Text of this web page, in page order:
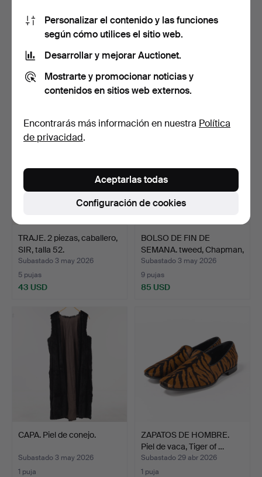
FRAC. principios del siglo
XX, talla 50.
1 puja
22 USD
BOLSOS DE NOCHE. 6
uds., textil.
4 pujas
32 USD
TRAJE. 2 piezas, caballero,
SIR, talla 52.
Subastado 3 may 2026
5 pujas
43 USD
BOLSO DE FIN DE
SEMANA. tweed, Chapman,
In…
Subastado 3 may 2026
9 pujas
85 USD
CAPA. Piel de conejo.
Subastado 3 may 2026
1 puja
ZAPATOS DE HOMBRE.
Piel de vaca, Tiger of …
Subastado 29 abr 2026
1 puja
Personalizar el contenido y las funciones
según cómo utilices el sitio web.
Desarrollar y mejorar Auctionet.
Mostrarte y promocionar noticias y
contenidos en sitios web externos.
Encontrarás más información en nuestra Política
de privacidad.
Configuración de cookies
Aceptarlas todas